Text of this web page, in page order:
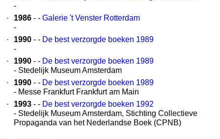
-
·
1986 - - Galerie 't Venster Rotterdam
-
·
1990 - - De best verzorgde boeken 1989
-
·
1990 - - De best verzorgde boeken 1989
- Stedelijk Museum Amsterdam
·
1990 - - De best verzorgde boeken 1989
- Messe Frankfurt Frankfurt am Main
·
1993 - - De best verzorgde boeken 1992
- Stedelijk Museum Amsterdam, Stichting Collectieve
Propaganda van het Nederlandse Boek (CPNB)